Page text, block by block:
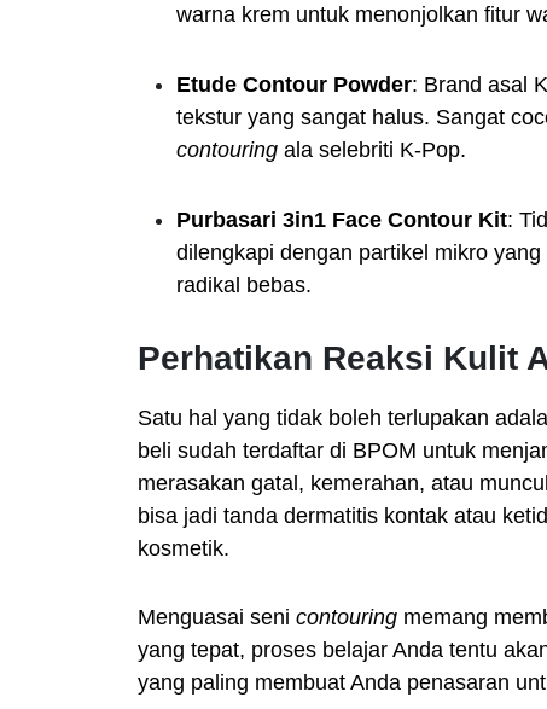
warna krem untuk menonjolkan fitur
Etude Contour Powder: Brand asal
tekstur yang sangat halus. Sangat
contouring ala selebriti K-Pop.
Purbasari 3in1 Face Contour Kit:
dilengkapi dengan partikel mikro
radikal bebas.
Perhatikan Reaksi Kulit
Satu hal yang tidak boleh terlupakan
beli sudah terdaftar di BPOM untuk
merasakan gatal, kemerahan, atau
bisa jadi tanda dermatitis kontak atau
kosmetik.
Menguasai seni contouring memang
yang tepat, proses belajar Anda tentu
yang paling membuat Anda penasaran